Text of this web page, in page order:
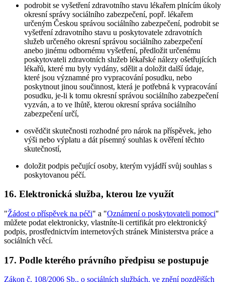
podrobit se vyšetření zdravotního stavu lékařem plnícím úkoly
okresní správy sociálního zabezpečení, popř. lékařem
určeným Českou správou sociálního zabezpečení, podrobit se
vyšetření zdravotního stavu u poskytovatele zdravotních
služeb určeného okresní správou sociálního zabezpečení
anebo jinému odbornému vyšetření, předložit určenému
poskytovateli zdravotních služeb lékařské nálezy ošetřujících
lékařů, které mu byly vydány, sdělit a doložit další údaje,
které jsou významné pro vypracování posudku, nebo
poskytnout jinou součinnost, která je potřebná k vypracování
posudku, je-li k tomu okresní správou sociálního zabezpečení
vyzván, a to ve lhůtě, kterou okresní správa sociálního
zabezpečení určí,
osvědčit skutečnosti rozhodné pro nárok na příspěvek, jeho
výši nebo výplatu a dát písemný souhlas k ověření těchto
skutečností,
doložit podpis pečující osoby, kterým vyjádří svůj souhlas s
poskytovanou péčí.
16. Elektronická služba, kterou lze využít
"Žádost o příspěvek na péči" a "Oznámení o poskytovateli pomoci"
můžete podat elektronicky, vlastníte-li certifikát pro elektronický
podpis, prostřednictvím internetových stránek Ministerstva práce a
sociálních věcí.
17. Podle kterého právního předpisu se postupuje
Zákon č. 108/2006 Sb., o sociálních službách, ve znění pozdějších